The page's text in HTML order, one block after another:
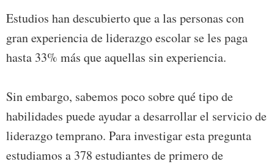
Estudios han descubierto que a las personas con
gran experiencia de liderazgo escolar se les paga
hasta 33% más que aquellas sin experiencia.
Sin embargo, sabemos poco sobre qué tipo de
habilidades puede ayudar a desarrollar el servicio de
liderazgo temprano. Para investigar esta pregunta
estudiamos a 378 estudiantes de primero de